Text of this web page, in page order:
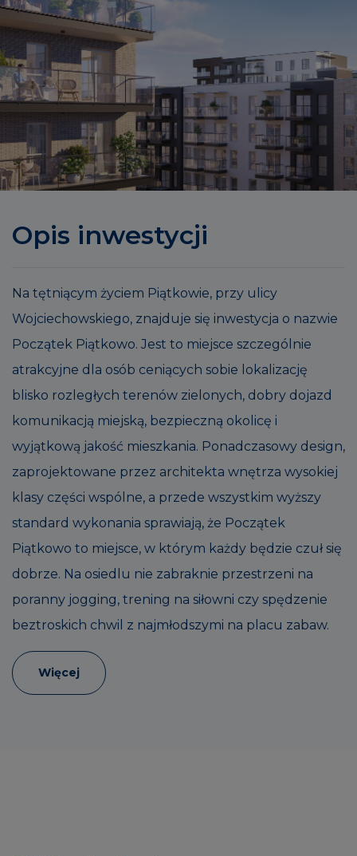
Opis inwestycji
Na tętniącym życiem Piątkowie, przy ulicy
Wojciechowskiego, znajduje się inwestycja o nazwie
Początek Piątkowo. Jest to miejsce szczególnie
atrakcyjne dla osób ceniących sobie lokalizację
blisko rozległych terenów zielonych, dobry dojazd
komunikacją miejską, bezpieczną okolicę i
wyjątkową jakość mieszkania. Ponadczasowy design,
zaprojektowane przez architekta wnętrza wysokiej
klasy części wspólne, a przede wszystkim wyższy
standard wykonania sprawiają, że Początek
Piątkowo to miejsce, w którym każdy będzie czuł się
dobrze. Na osiedlu nie zabraknie przestrzeni na
poranny jogging, trening na siłowni czy spędzenie
beztroskich chwil z najmłodszymi na placu zabaw.
Więcej